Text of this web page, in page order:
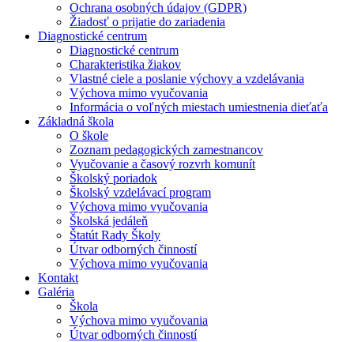
Ochrana osobných údajov (GDPR)
Žiadosť o prijatie do zariadenia
Diagnostické centrum
Diagnostické centrum
Charakteristika žiakov
Vlastné ciele a poslanie výchovy a vzdelávania
Výchova mimo vyučovania
Informácia o voľných miestach umiestnenia dieťaťa
Základná škola
O škole
Zoznam pedagogických zamestnancov
Vyučovanie a časový rozvrh komunít
Školský poriadok
Školský vzdelávací program
Výchova mimo vyučovania
Školská jedáleň
Štatút Rady Školy
Útvar odborných činností
Výchova mimo vyučovania
Kontakt
Galéria
Škola
Výchova mimo vyučovania
Útvar odborných činností